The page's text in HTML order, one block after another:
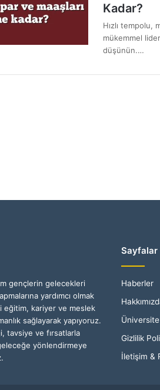
Kadar?
Hızlı tempolu,
mükemmel
düşünün.…
gençlerin gelecekleri
yardımcı olmak
eğitim, kariyer ve meslek
sağlayarak yapıyoruz.
tavsiye ve fırsatlarla
yönlendirmeye
Sayfalar
Haberler
Gizlilik
İletişim &